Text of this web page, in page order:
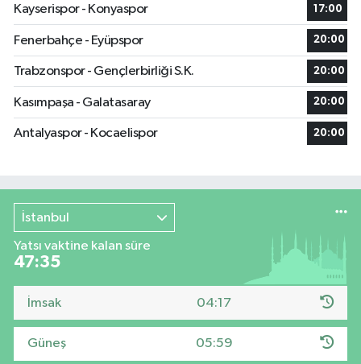
Kayserispor - Konyaspor
17:00
Fenerbahçe - Eyüpspor 20:00
Trabzonspor - Gençlerbirliği S.K. 20:00
Kasımpaşa - Galatasaray 20:00
Antalyaspor - Kocaelispor 20:00
İstanbul
Yatsı vaktine kalan süre
47:34
İmsak 04:17
Güneş 05:59